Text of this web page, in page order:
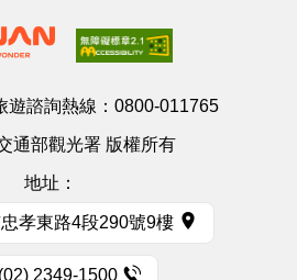
諮詢熱線： 0800-011765
通部觀光署 版權所有
地址：
孝東路4段290號9樓
(02) 2349-1500